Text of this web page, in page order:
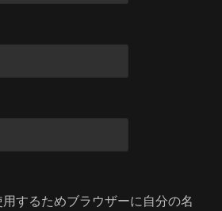
するためブラウザーに自分の名